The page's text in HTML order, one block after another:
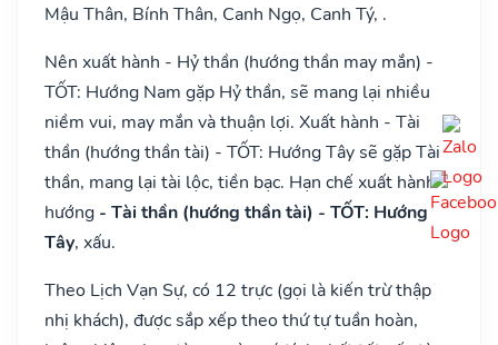
Mậu Thân, Bính Thân, Canh Ngọ, Canh Tý, .
Nên xuất hành - Hỷ thần (hướng thần may mắn) -
TỐT: Hướng Nam gặp Hỷ thần, sẽ mang lại nhiều
niềm vui, may mắn và thuận lợi. Xuất hành - Tài
thần (hướng thần tài) - TỐT: Hướng Tây sẽ gặp Tài
thần, mang lại tài lộc, tiền bạc. Hạn chế xuất hành
hướng - Tài thần (hướng thần tài) - TỐT: Hướng
Tây, xấu.
Theo Lịch Vạn Sự, có 12 trực (gọi là kiến trừ thập
nhị khách), được sắp xếp theo thứ tự tuần hoàn,